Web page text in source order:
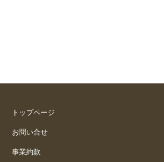
トップページ
お問い合せ
事業約款